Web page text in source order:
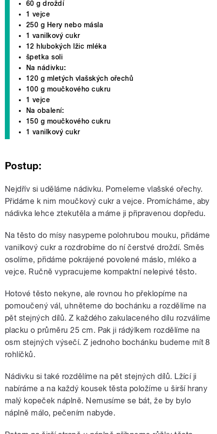
60 g droždí
1 vejce
250 g Hery nebo másla
1 vanilkový cukr
12 hlubokých lžic mléka
špetka soli
Na nádivku:
120 g mletých vlašských ořechů
100 g moučkového cukru
1 vejce
Na obalení:
150 g moučkového cukru
1 vanilkový cukr
Postup:
Nejdřív si uděláme nádivku. Pomeleme vlašské ořechy.
Přidáme k nim moučkový cukr a vejce. Promícháme, aby
nádivka lehce ztekutěla a máme ji připravenou dopředu.
Na těsto do mísy nasypeme polohrubou mouku, přidáme
vanilkový cukr a rozdrobíme do ní čerstvé droždí. Směs
osolíme, přidáme pokrájené povolené máslo, mléko a
vejce. Ručně vypracujeme kompaktní nelepivé těsto.
Hotové těsto nekyne, ale rovnou ho překlopíme na
pomoučený vál, uhněteme do bochánku a rozdělíme na
pět stejných dílů. Z každého zakulaceného dílu rozválíme
placku o průměru 25 cm. Pak ji rádýlkem rozdělíme na
osm stejných výsečí. Z jednoho bochánku budeme mít 8
rohlíčků.
Nádivku si také rozdělíme na pět stejných dílů. Lžící ji
nabíráme a na každý kousek těsta položíme u širší hrany
malý kopeček náplně. Nemusíme se bát, že by bylo
náplně málo, pečením nabyde.